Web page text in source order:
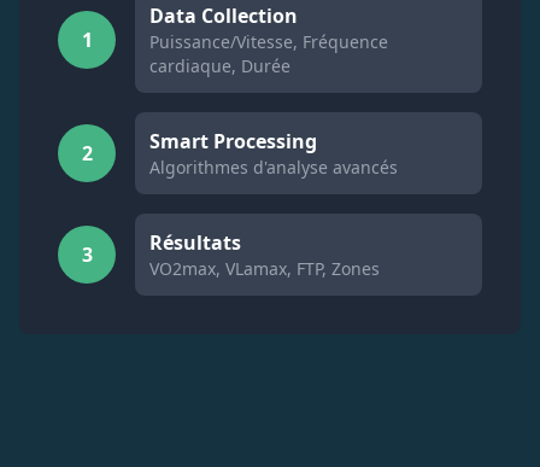
1
Data Collection
Puissance/Vitesse, Fréquence
cardiaque, Durée
2 Smart Processing
Algorithmes d'analyse avancés
3 Résultats
VO2max, VLamax, FTP, Zones